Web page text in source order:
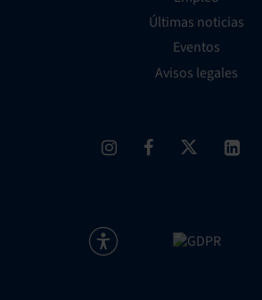
Últimas noticias
Eventos
Avisos legales